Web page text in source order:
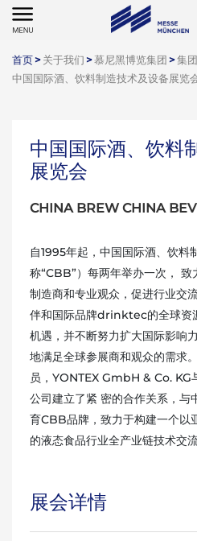
首页>关于我们>慕尼黑博览集团>集
中国国际酒、饮料制造技术及设备展览
中国国际酒、饮料
展览会
CHINA BREW CHINA
自1995年起，中国国际酒、饮料
称“CBB”）每两年举办一次，
制造商和专业观众，促进行业交
伴和国际品牌drinktec的全球资
机遇，并不断努力扩大国际影响
地满足全球参展商和观众的需求
员，YONTEX GmbH & Co. KG
公司建立了紧 密的合作关系，与
育CBB品牌，致力于构建一个以
的液态食品行业全产业链技术交
展会详情